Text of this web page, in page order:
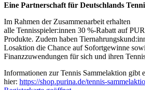
Eine Partnerschaft für Deutschlands
Im Rahmen der Zusammenarbeit erhalten
alle Tennisspieler:innen 30 %-Rabatt auf
Produkte. Zudem haben
Losaktion die Chance auf Sofortgewinne
Finanzzuwendungen für sich und ihren
Informationen zur Tennis Sammelaktion gibt
hier: https://shop.purina.de/tennis-